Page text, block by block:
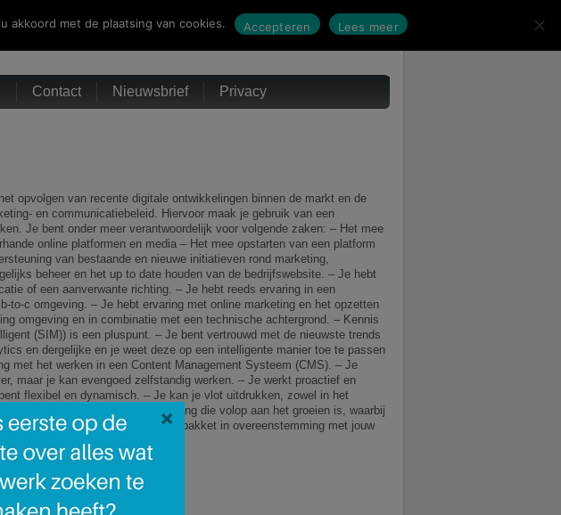
Contact Nieuwsbrief Privacy
opvolgen van recente digitale ontwikkelingen binnen de markt en de
en communicatiebeleid. Hiervoor maak je gebruik van een
Je bent onder meer verantwoordelijk voor volgende zaken: – Het mee
online platformen en media – Het mee opstarten van een platform
van bestaande en nieuwe initiatieven rond marketing,
beheer en het up to date houden van de bedrijfswebsite. – Je hebt
of een aanverwante richting. – Je hebt reeds ervaring in een
to-c omgeving. – Je hebt ervaring met online marketing en het opzetten
omgeving en in combinatie met een technische achtergrond. – Kennis
(SIM)) is een pluspunt. – Je bent vertrouwd met de nieuwste trends
en dergelijke en je weet deze op een intelligente manier toe te passen
met het werken in een Content Management Systeem (CMS). – Je
maar je kan evengoed zelfstandig werken. – Je werkt proactief en
flexibel en dynamisch. – Je kan je vlot uitdrukken, zowel in het
een dynamische en jonge omgeving die volop aan het groeien is, waarbij
op een aantrekkelijk salarispakket in overeenstemming met jouw
akkoord met de plaatsing van cookies. Accepteren Lees meer
×